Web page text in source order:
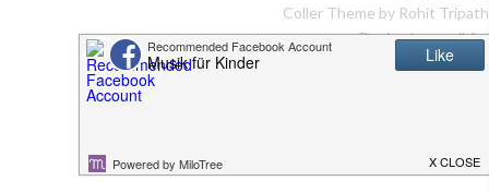
Coller Theme by Rohit
Design by